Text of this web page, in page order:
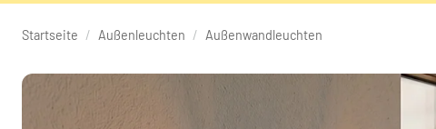
Startseite / Außenleuchten / Außenwandleuchten